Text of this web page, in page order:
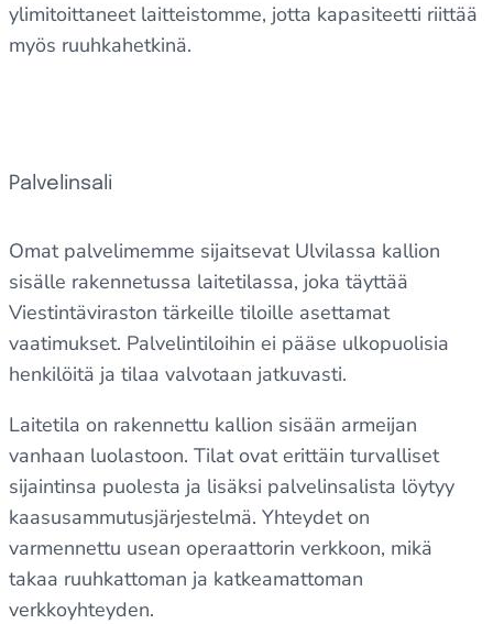
ylimitoittaneet laitteistomme, jotta kapasiteetti riittää
myös ruuhkahetkinä.
Palvelinsali
Omat palvelimemme sijaitsevat Ulvilassa kallion
sisälle rakennetussa laitetilassa, joka täyttää
Viestintäviraston tärkeille tiloille asettamat
vaatimukset. Palvelintiloihin ei pääse ulkopuolisia
henkilöitä ja tilaa valvotaan jatkuvasti.
Laitetila on rakennettu kallion sisään armeijan
vanhaan luolastoon. Tilat ovat erittäin turvalliset
sijaintinsa puolesta ja lisäksi palvelinsalista löytyy
kaasusammutusjärjestelmä. Yhteydet on
varmennettu usean operaattorin verkkoon, mikä
takaa ruuhkattoman ja katkeamattoman
verkkoyhteyden.